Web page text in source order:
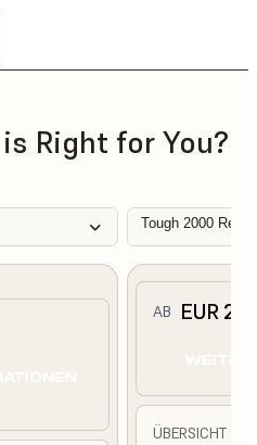
Right for You?
Tough 2000
AB EUR
ÜBERSICHT